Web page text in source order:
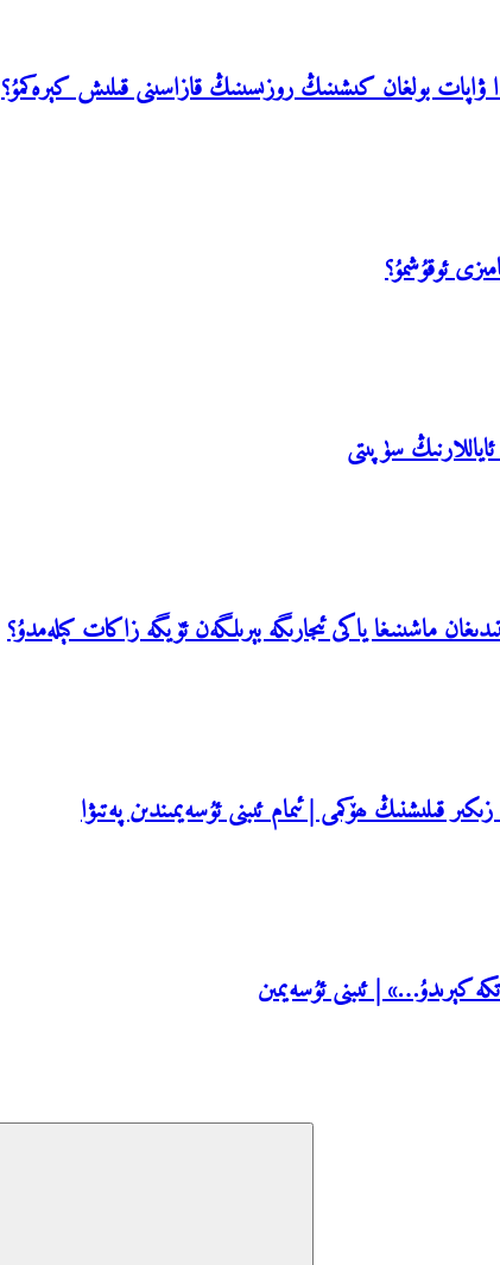
ۋاپات بولغان كىشىنىڭ روزىسىنىڭ قازاسىنى قىلىش كېرەكمۇ؟
ئوقۇشمۇ؟
سۈپىتى
ماشىنىغا ياكى ئىجارىگە بېرىلگەن ئۆيگە زاكات كېلەمدۇ؟
قىلىشنىڭ ھۆكمى | ئىمام ئىبنى ئۇسەيمىندىن پەتىۋا
كېرىدۇ…» | ئىبنى ئۇسەيمىن